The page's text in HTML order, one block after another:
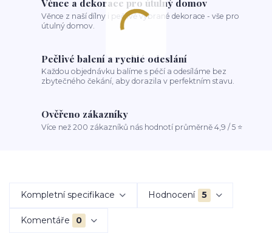
Věnce a dekorace pro útulný domov
Věnce z naší dílny i pečlivě vybrané dekorace - vše pro
útulný domov.
Pečlivé balení a rychlé odeslání
Každou objednávku balíme s péčí a odesíláme bez
zbytečného čekání, aby dorazila v perfektním stavu.
Ověřeno zákazníky
Více než 200 zákazníků nás hodnotí průměrně 4,9 / 5 ⭐
Kompletní specifikace Hodnocení 5
Komentáře 0